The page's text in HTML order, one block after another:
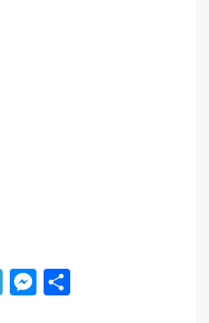
TelegramMessenger